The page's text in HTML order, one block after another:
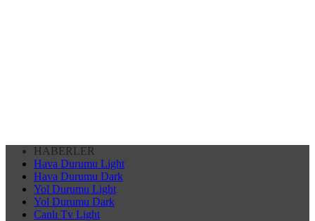
HABERLER
Hava Durumu Light
Hava Durumu Dark
Yol Durumu Light
Yol Durumu Dark
Canlı Tv Light